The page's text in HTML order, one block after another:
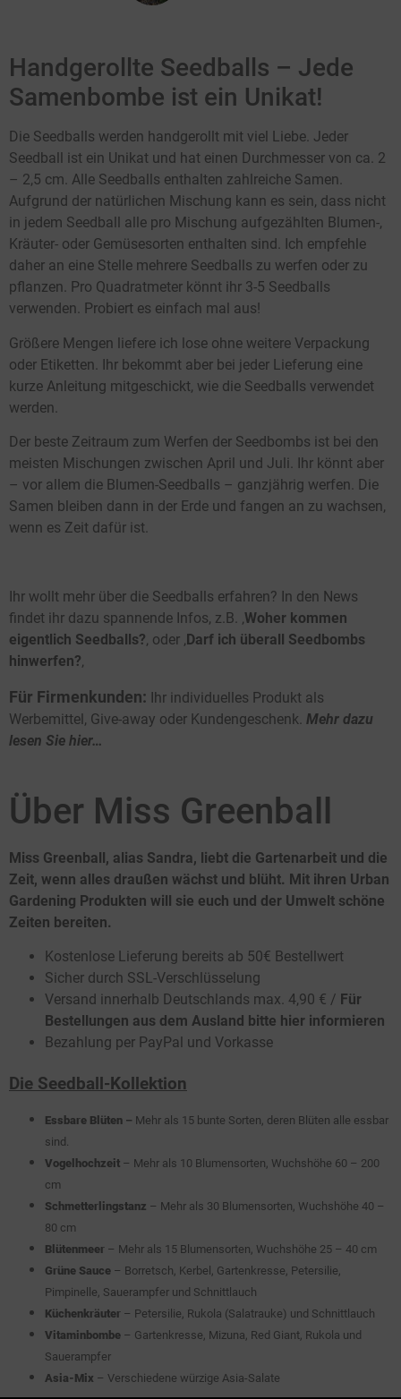
Handgerollte Seedballs – Jede
Samenbombe ist ein Unikat!
Die Seedballs werden handgerollt mit viel Liebe. Jeder
Seedball ist ein Unikat und hat einen Durchmesser von ca. 2
– 2,5 cm. Alle Seedballs enthalten zahlreiche Samen.
Aufgrund der natürlichen Mischung kann es sein, dass nicht
in jedem Seedball alle pro Mischung aufgezählten Blumen-,
Kräuter- oder Gemüsesorten enthalten sind. Ich empfehle
daher an eine Stelle mehrere Seedballs zu werfen oder zu
pflanzen. Pro Quadratmeter könnt ihr 3-5 Seedballs
verwenden. Probiert es einfach mal aus!
Größere Mengen liefere ich lose ohne weitere Verpackung
oder Etiketten. Ihr bekommt aber bei jeder Lieferung eine
kurze Anleitung mitgeschickt, wie die Seedballs verwendet
werden.
Der beste Zeitraum zum Werfen der Seedbombs ist bei den
meisten Mischungen zwischen April und Juli. Ihr könnt aber
– vor allem die Blumen-Seedballs – ganzjährig werfen. Die
Samen bleiben dann in der Erde und fangen an zu wachsen,
wenn es Zeit dafür ist.
Ihr wollt mehr über die Seedballs erfahren? In den News
findet ihr dazu spannende Infos, z.B. ‚ Woher kommen
eigentlich Seedballs? ‚ oder ‚ Darf ich überall Seedbombs
hinwerfen?
Für Firmenkunden:
Ihr individuelles Produkt als
Werbemittel, Give-away oder Kundengeschenk. Mehr dazu
lesen Sie hier…
Über Miss Greenball
Miss Greenball, alias Sandra, liebt die Gartenarbeit und die
Zeit, wenn alles draußen wächst und blüht. Mit ihren Urban
Gardening Produkten will sie euch und der Umwelt schöne
Zeiten bereiten.
Kostenlose Lieferung bereits ab 50€ Bestellwert
Sicher durch SSL-Verschlüsselung
Versand innerhalb Deutschlands max. 4,90 € / Für
Bestellungen aus dem Ausland bitte hier informieren
Bezahlung per PayPal und Vorkasse
Die Seedball-Kollektion
Essbare Blüten – Mehr als 15 bunte Sorten, deren Blüten alle essbar
sind.
Vogelhochzeit – Mehr als 10 Blumensorten, Wuchshöhe 60 – 200
cm
Schmetterlingstanz – Mehr als 30 Blumensorten, Wuchshöhe 40 –
80 cm
Blütenmeer – Mehr als 15 Blumensorten, Wuchshöhe 25 – 40 cm
Grüne Sauce – Borretsch, Kerbel, Gartenkresse, Petersilie,
Pimpinelle, Sauerampfer und Schnittlauch
Küchenkräuter – Petersilie, Rukola (Salatrauke) und Schnittlauch
Vitaminbombe – Gartenkresse, Mizuna, Red Giant, Rukola und
Sauerampfer
Asia-Mix – Verschiedene würzige Asia-Salate